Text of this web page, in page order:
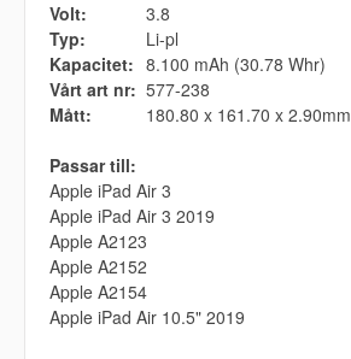
Volt:
3.8
Typ:
Li-pl
Kapacitet: 8.100 mAh (30.78 Whr)
Vårt art nr: 577-238
Mått:
180.80 x 161.70 x 2.90mm
Passar till:
Apple iPad Air 3
Apple iPad Air 3 2019
Apple A2123
Apple A2152
Apple A2154
Apple iPad Air 10.5" 2019